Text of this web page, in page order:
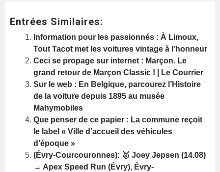
Entrées Similaires:
Information pour les passionnés : À Limoux,
Tout Tacot met les voitures vintage à l’honneur
Ceci se propage sur internet : Marçon. Le
grand retour de Marçon Classic ! | Le Courrier
Sur le web : En Belgique, parcourez l’Histoire
de la voiture depuis 1895 au musée
Mahymobiles
Que penser de ce papier : La commune reçoit
le label « Ville d’accueil des véhicules
d’époque »
(Évry-Courcouronnes): 🥇 Joey Jepsen (14.08)
→ Apex Speed Run (Évry), Évry-